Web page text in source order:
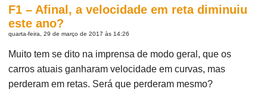
F1 – Afinal, a velocidade em reta diminuiu
este ano?
quarta-feira, 29 de março de 2017 às 14:26
Muito tem se dito na imprensa de modo geral, que os
carros atuais ganharam velocidade em curvas, mas
perderam em retas. Será que perderam mesmo?